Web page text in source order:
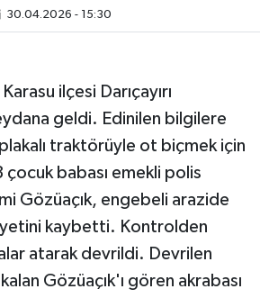
30.04.2026 - 15:30
ilçesi Darıçayırı
geldi. Edinilen bilgilere
traktörüyle ot biçmek için
çocuk babası emekli polis
Gözüaçık, engebeli arazide
kaybetti. Kontrolden
atarak devrildi. Devrilen
Gözüaçık'ı gören akrabası